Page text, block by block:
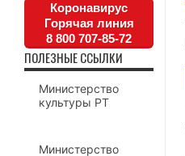
Коронавирус
Горячая линия
8 800 707-85-72
ПОЛЕЗНЫЕ ССЫЛКИ
Министерство
культуры РТ
Министерство